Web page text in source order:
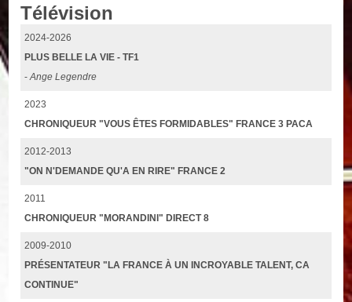
Télévision
2024-2026
PLUS BELLE LA VIE - TF1
-Ange Legendre
2023
CHRONIQUEUR "VOUS ÊTES FORMIDABLES" FRANCE 3 PACA
2012-2013
"ON N'DEMANDE QU'A EN RIRE" FRANCE 2
2011
CHRONIQUEUR "MORANDINI" DIRECT 8
2009-2010
PRÉSENTATEUR "LA FRANCE À UN INCROYABLE TALENT, CA
CONTINUE"